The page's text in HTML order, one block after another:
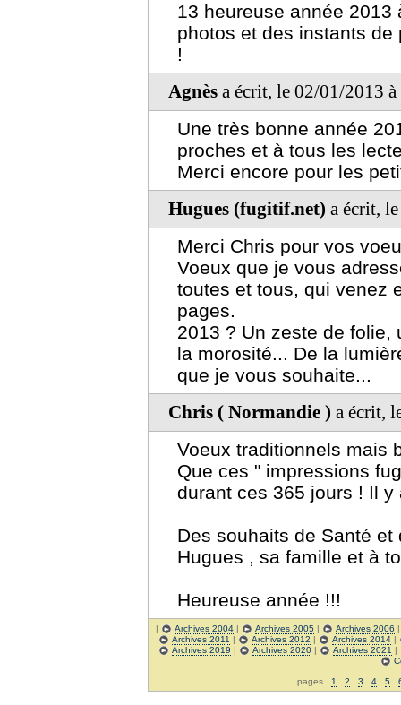
13 heureuse année
photos et des instants
!
Agnès a écrit, le 02/01/2013
Une très bonne année
proches et à tous les
Merci encore pour les
Hugues (fugitif.net) a écrit,
Merci Chris pour vos
Voeux que je vous
toutes et tous, qui venez
pages.
2013 ? Un zeste de folie,
la morosité... De la
que je vous souhaite...
Chris ( Normandie ) a écrit,
Voeux traditionnels mais
Que ces " impressions
durant ces 365 jours ! Il
Des souhaits de Santé
Hugues , sa famille et à
Heureuse année !!!
| Archives 2004| Archives 2005| Archives 2006
Archives 2011 | Archives 2012 | Archives 2014 |
Archives 2019 | Archives 2020| Archives 2021 |
pages 1 2 3 4 5